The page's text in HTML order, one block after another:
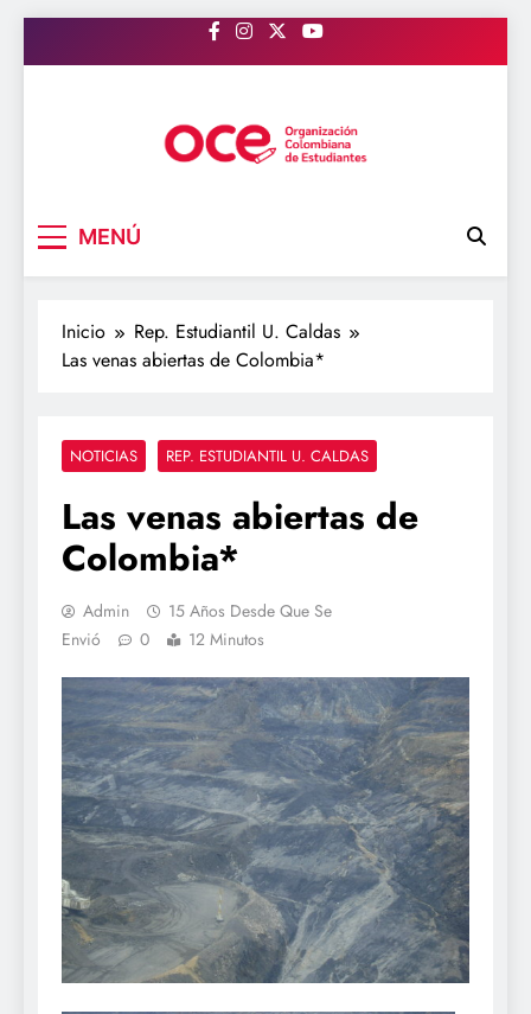
al
MENÚ
Inicio
Rep. Estudiantil U. Caldas
Las venas abiertas de Colombia*
NOTICIAS REP. ESTUDIANTIL U. CALDAS
Las venas abiertas de
Colombia*
Admin
15 Años Desde Que Se
Envió
0 12 Minutos